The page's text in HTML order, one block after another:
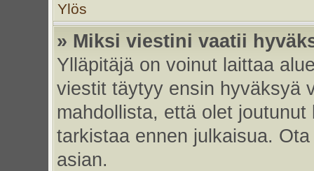
Ylös
» Miksi viestini vaatii
Ylläpitäjä on voinut laittaa
viestit täytyy ensin hyväksyä
mahdollista, että olet
tarkistaa ennen julkaisua.
asian.